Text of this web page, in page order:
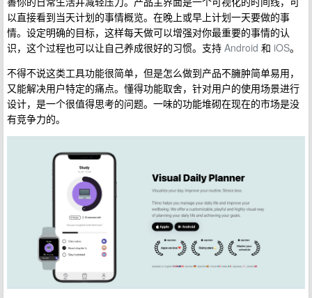
以直接看到当天计划的事情概览。在晚上或早上计划一天要做的事
情。设定明确的目标，这样每天做可以增强对你最重要的事情的认
识，这个过程也可以让自己养成很好的习惯。支持 Android 和 iOS。
不得不说这类工具功能很简单，但是怎么做到产品不臃肿简单易用，
又能解决用户特定的痛点。懂得功能取舍，针对用户的使用场景进行
设计，是一个很值得思考的问题。一味的功能堆砌在现在的市场是没
有竞争力的。